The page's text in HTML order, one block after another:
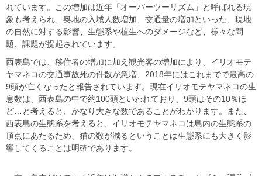
れています。この増加は近年「オーバーツーリズム」と呼ばれる現
象も考えられ、奥地の入域人数増加、交通量の増加といった、現地
の自然に対する影響、生態系や植生へのダメージなど、様々な問
題、課題が提起されています。
西表島では、移住者の増加に加え観光客の増加により、イリオモテ
ヤマネコの交通事故死の件数が急増、2018年にはこれまでで最高の
9頭が亡くなったと報告されています。現在イリオモテヤマネコの生
息数は、西表島の中で約100頭といわれており、9頭はその10％ほ
ど…と考えると、かなり大きな数であることがわかります。また、
西表島の生態系を考えると、イリオモテヤマネコは島内の生態系の
頂点にあたるため、猫の数が減るということは生態系にも大きく影
響してくることは明確であります。